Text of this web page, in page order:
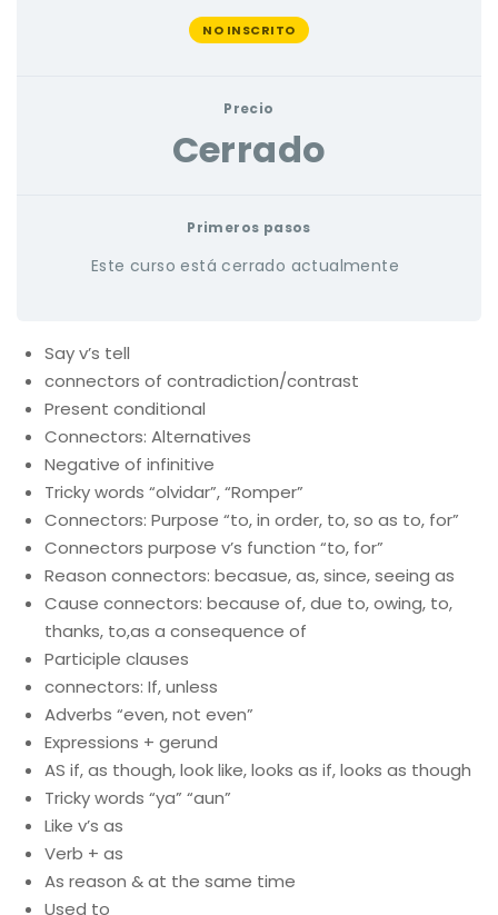
NO INSCRITO
Precio
Cerrado
Primeros pasos
Este curso está cerrado actualmente
Say v’s tell
connectors of contradiction/contrast
Present conditional
Connectors: Alternatives
Negative of infinitive
Tricky words “olvidar”, “Romper”
Connectors: Purpose “to, in order, to, so as to, for”
Connectors purpose v’s function “to, for”
Reason connectors: becasue, as, since, seeing as
Cause connectors: because of, due to, owing, to,
thanks, to,as a consequence of
Participle clauses
connectors: If, unless
Adverbs “even, not even”
Expressions + gerund
AS if, as though, look like, looks as if, looks as though
Tricky words “ya” “aun”
Like v’s as
Verb + as
As reason & at the same time
Used to